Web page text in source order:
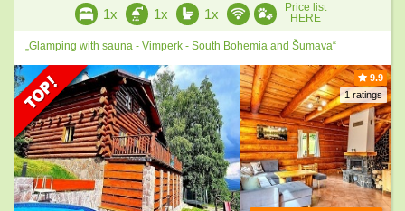
1x 1x 1x
Price list
HERE
„Glamping with sauna - Vimperk - South Bohemia and Šumava“
9.9
1 ratings